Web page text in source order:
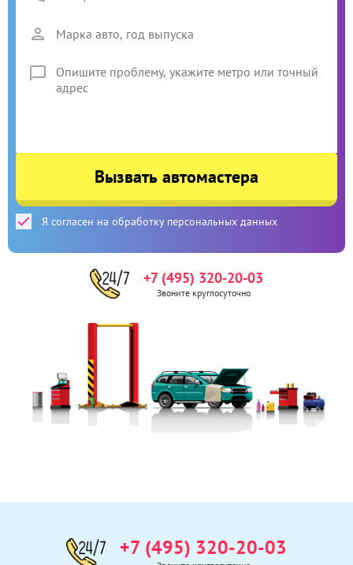
Вызвать автомастера
Я согласен на обработку персональных данных
+7 (495) 320-20-03
Звоните круглосуточно
+7 (495) 320-20-03